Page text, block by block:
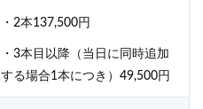
・2本137,500円
・3本目以降（当日に同時追加
する場合1本につき）49,500円